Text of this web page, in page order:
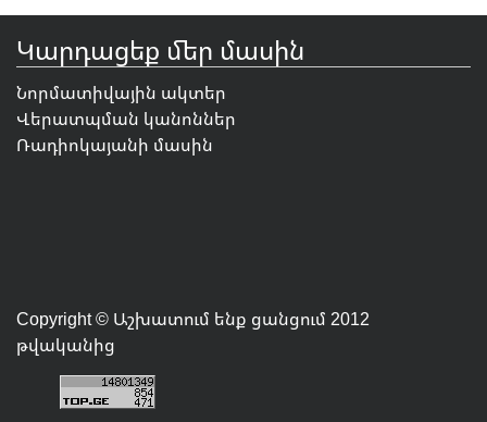
Կարդացեք մեր մասին
Նորմատիվային ակտեր
Վերատպման կանոններ
Ռադիոկայանի մասին
Copyright © Աշխատում ենք ցանցում 2012
թվականից